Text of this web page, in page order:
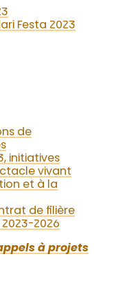
Festa 2023
de
initiatives
vivant
et à la
de filière
2026
à projets